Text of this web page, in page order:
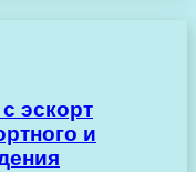
эскорт
и